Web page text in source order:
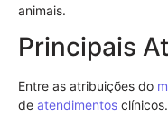
animais.
Principais
Entre as atribuições do
de atendimentos